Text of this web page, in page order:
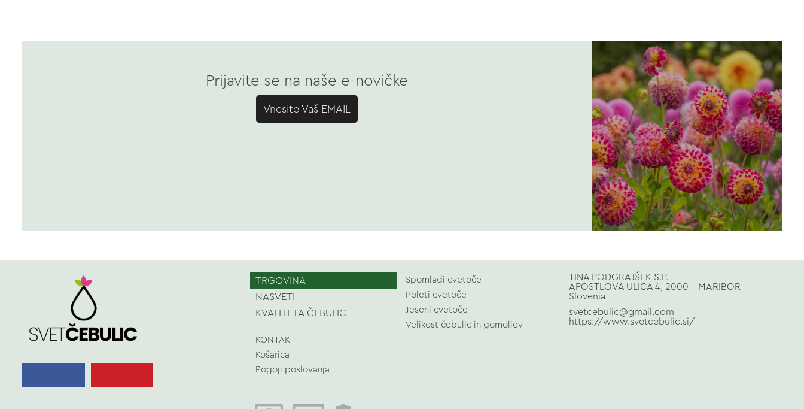
Prijavite se na naše e-novičke
Vnesite Vaš EMAIL
TRGOVINA
NASVETI
KVALITETA ČEBULIC
Spomladi cvetoče
Poleti cvetoče
Jeseni cvetoče
Velikost čebulic in gomoljev
KONTAKT
Košarica
Pogoji poslovanja
TINA PODGRAJŠEK S.P.
APOSTLOVA ULICA 4, 2000 - MARIBOR
Slovenia
svetcebulic@gmail.com
https://www.svetcebulic.si/